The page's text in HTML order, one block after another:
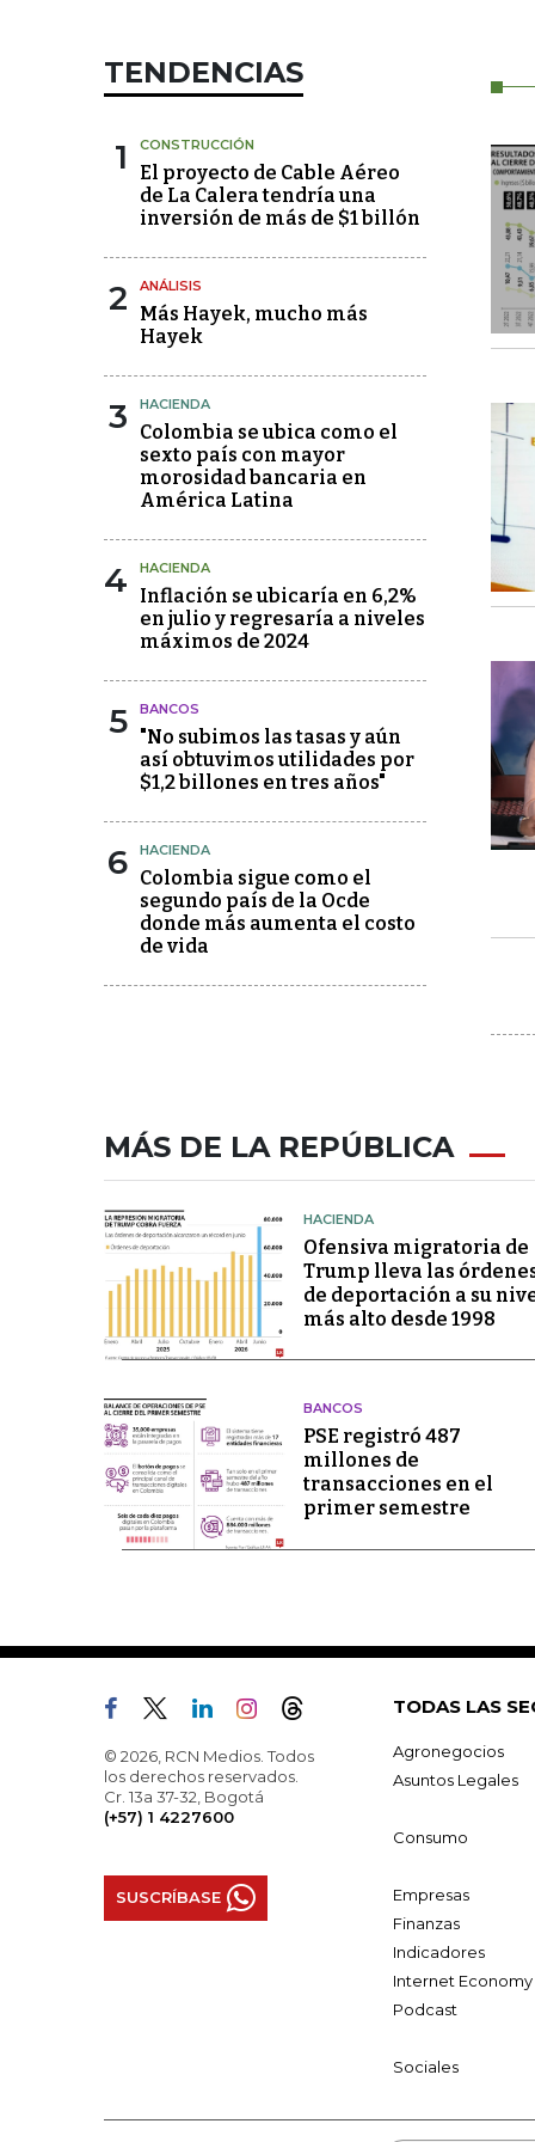
TENDENCIAS
1 CONSTRUCCIÓN
El proyecto de Cable Aéreo
de La Calera tendría una
inversión de más de $1 billón
2 ANÁLISIS
Más Hayek, mucho más
Hayek
3 HACIENDA
Colombia se ubica como el
sexto país con mayor
morosidad bancaria en
América Latina
4 HACIENDA
Inflación se ubicaría en 6,2%
en julio y regresaría a niveles
máximos de 2024
5 BANCOS
"No subimos las tasas y aún
así obtuvimos utilidades por
$1,2 billones en tres años"
6 HACIENDA
Colombia sigue como el
segundo país de la Ocde
donde más aumenta el costo
de vida
MÁS DE LA REPÚBLICA
HACIENDA
Ofensiva migratoria de
Trump lleva las
de deportación a su
más alto desde 1998
BANCOS
PSE registró 487
millones de
transacciones en el
primer semestre
© 2026, RCN Medios. Todos
los derechos reservados.
Cr. 13a 37-32, Bogotá
(+57) 1 4227600
SUSCRÍBASE
TODAS LAS
Agronegocios
Asuntos Legales
Consumo
Empresas
Finanzas
Indicadores
Internet Economy
Podcast
Sociales